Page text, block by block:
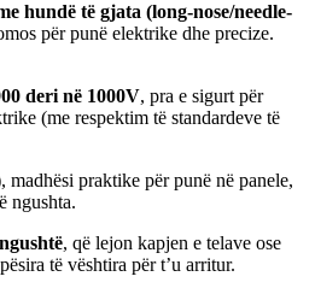
hundë të gjata (long-nose/needle-
për punë elektrike dhe precize.
deri në 1000V, pra e sigurt për
(me respektim të standardeve të
, madhësi praktike për punë në panele,
ngushta.
, që lejon kapjen e telave ose
të vështira për t’u arritur.